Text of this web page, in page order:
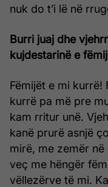
nuk do t’i lë në
Burri juaj dhe
kujdestarinë e
Fëmijët e mi kurrë!
kurrë pa më pre
kam rritur unë.
kanë prurë asnjë
mirë, me zemër
veç me hëngër
vëllezërve të mi.